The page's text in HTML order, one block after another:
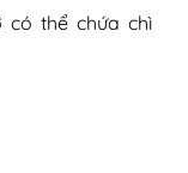
thể chứa chì